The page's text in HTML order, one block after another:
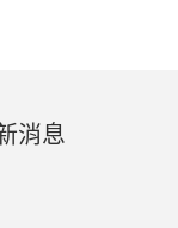
消息